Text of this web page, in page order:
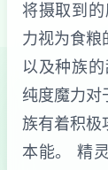
将摄取到
力视为食粮
以及种族
纯度魔力对
族有着积极
本能。 精